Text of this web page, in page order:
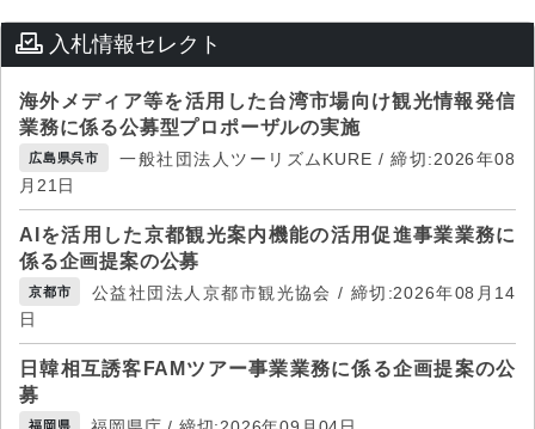
入札情報セレクト
海外メディア等を活用した台湾市場向け観光情報発信
業務に係る公募型プロポーザルの実施
広島県呉市
一般社団法人ツーリズムKURE / 締切:2026年08
月21日
AIを活用した京都観光案内機能の活用促進事業業務に
係る企画提案の公募
京都市
公益社団法人京都市観光協会 / 締切:2026年08月14
日
日韓相互誘客FAMツアー事業業務に係る企画提案の公
募
福岡県